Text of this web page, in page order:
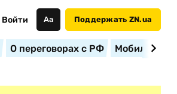
Войти Аа Поддержать ZN.ua
О переговорах с РФ